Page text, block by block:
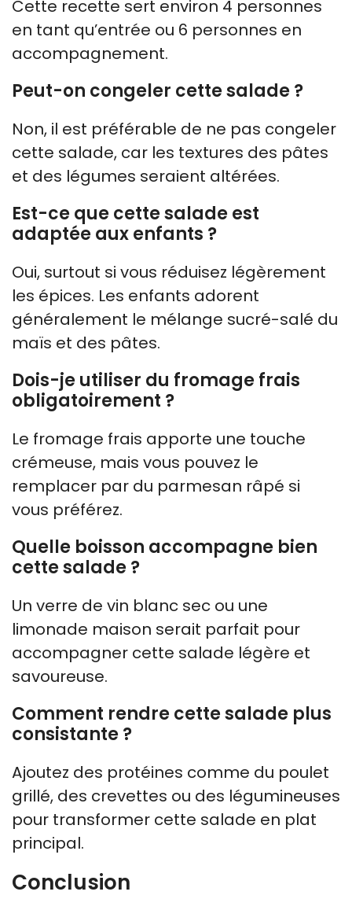
Cette recette sert environ 4 personnes
en tant qu’entrée ou 6 personnes en
accompagnement.
Peut-on congeler cette salade ?
Non, il est préférable de ne pas congeler
cette salade, car les textures des pâtes
et des légumes seraient altérées.
Est-ce que cette salade est
adaptée aux enfants ?
Oui, surtout si vous réduisez légèrement
les épices. Les enfants adorent
généralement le mélange sucré-salé du
maïs et des pâtes.
Dois-je utiliser du fromage frais
obligatoirement ?
Le fromage frais apporte une touche
crémeuse, mais vous pouvez le
remplacer par du parmesan râpé si
vous préférez.
Quelle boisson accompagne bien
cette salade ?
Un verre de vin blanc sec ou une
limonade maison serait parfait pour
accompagner cette salade légère et
savoureuse.
Comment rendre cette salade plus
consistante ?
Ajoutez des protéines comme du poulet
grillé, des crevettes ou des légumineuses
pour transformer cette salade en plat
principal.
Conclusion